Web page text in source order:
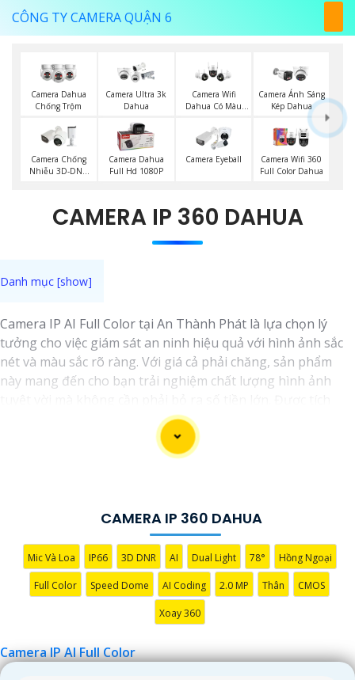
CÔNG TY CAMERA QUẬN 6
Camera Dahua
Chống Trộm
Camera Ultra 3k
Dahua
Camera Wifi
Dahua Có Màu
Camera Ánh Sáng
Kép Dahua
Camera Chống
Nhiễu 3D-DNR
Camera Dahua
Full Hd 1080P
Camera Eyeball
Camera Wifi 360
Full Color Dahua
CAMERA IP 360 DAHUA
Camera IP AI Full Color tại An Thành Phát là lựa chọn lý
tưởng cho việc giám sát an ninh hiệu quả với hình ảnh sắc
nét và màu sắc rõ ràng. Với giá cả phải chăng, sản phẩm
này mang đến cho bạn trải nghiệm chất lượng hình ảnh
hợp công nghệ trí tuệ nhân tạo (AI), camera này giúp nhận
diện chính xác các chi tiết trong hình ảnh mà không cần ánh
sáng hồng ngoại, giúp tiết kiệm năng lượng và có độ nhạy
CAMERA IP 360 DAHUA
Mic Và Loa IP66 3D DNR AI Dual Light 78° Hồng Ngoại
Full Color Speed Dome AI Coding 2.0 MP Thân CMOS
Xoay 360
Camera IP AI Full Color